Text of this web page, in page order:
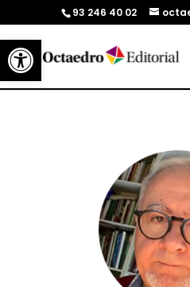
Abrir barra de herramientas
93 246 40 02